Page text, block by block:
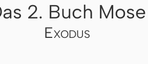
2. Buch Mose
Exodus